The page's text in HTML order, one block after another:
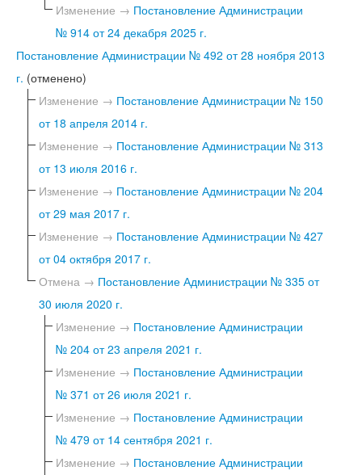
Изменение → Постановление Администрации
№ 914 от 24 декабря 2025 г.
Постановление Администрации № 492 от 28 ноября 2013
г. (отменено)
Изменение → Постановление Администрации № 150
от 18 апреля 2014 г.
Изменение → Постановление Администрации № 313
от 13 июля 2016 г.
Изменение → Постановление Администрации № 204
от 29 мая 2017 г.
Изменение → Постановление Администрации № 427
от 04 октября 2017 г.
Отмена → Постановление Администрации № 335 от
30 июля 2020 г.
Изменение → Постановление Администрации
№ 204 от 23 апреля 2021 г.
Изменение → Постановление Администрации
№ 371 от 26 июля 2021 г.
Изменение → Постановление Администрации
№ 479 от 14 сентября 2021 г.
Изменение → Постановление Администрации